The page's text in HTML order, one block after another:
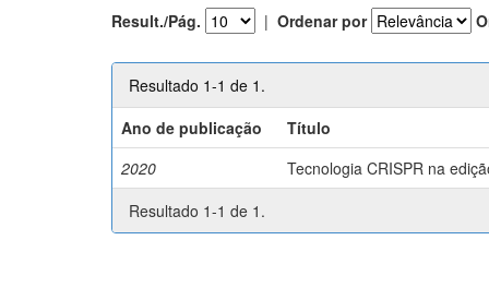
Result./Pág. | Ordenar por
Resultado 1-1 de 1.
Ano de publicação
Título
2020
Tecnologia CRISPR na
Resultado 1-1 de 1.